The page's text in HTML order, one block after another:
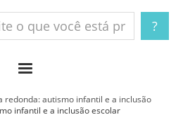
redonda: autismo infantil e a inclusão
infantil e a inclusão escolar